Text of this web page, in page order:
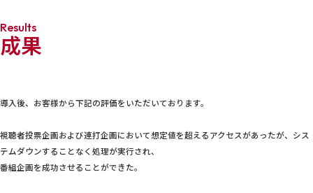
Results
成果
導入後、お客様から下記の評価をいただいております。
視聴者投票企画および連打企画において想定値を超えるアクセスがあったが、シス
テムダウンすることなく処理が実行され、
番組企画を成功させることができた。